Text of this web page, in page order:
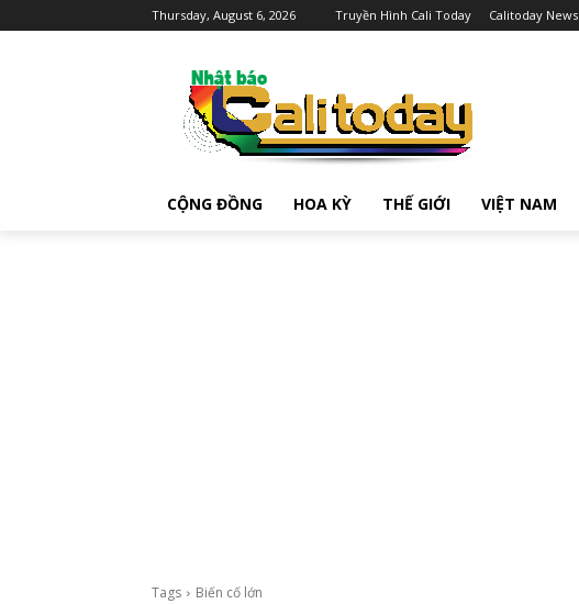
Thursday, August 6, 2026 Truyền Hình Cali Today Calitoday News
CỘNG ĐỒNG HOA KỲ THẾ GIỚI VIỆT NAM
Tags Biến cố lớn